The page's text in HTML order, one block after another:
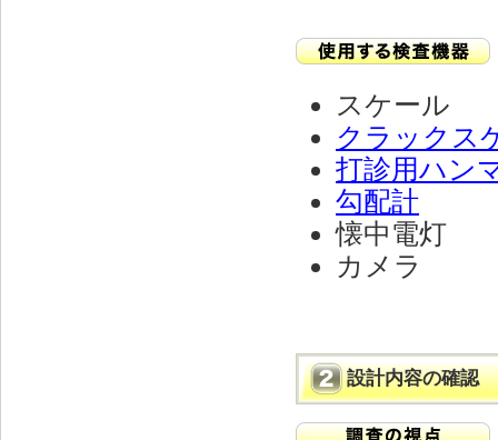
スケール
クラックス
打診用ハン
勾配計
懐中電灯
カメラ
設計内容の確認